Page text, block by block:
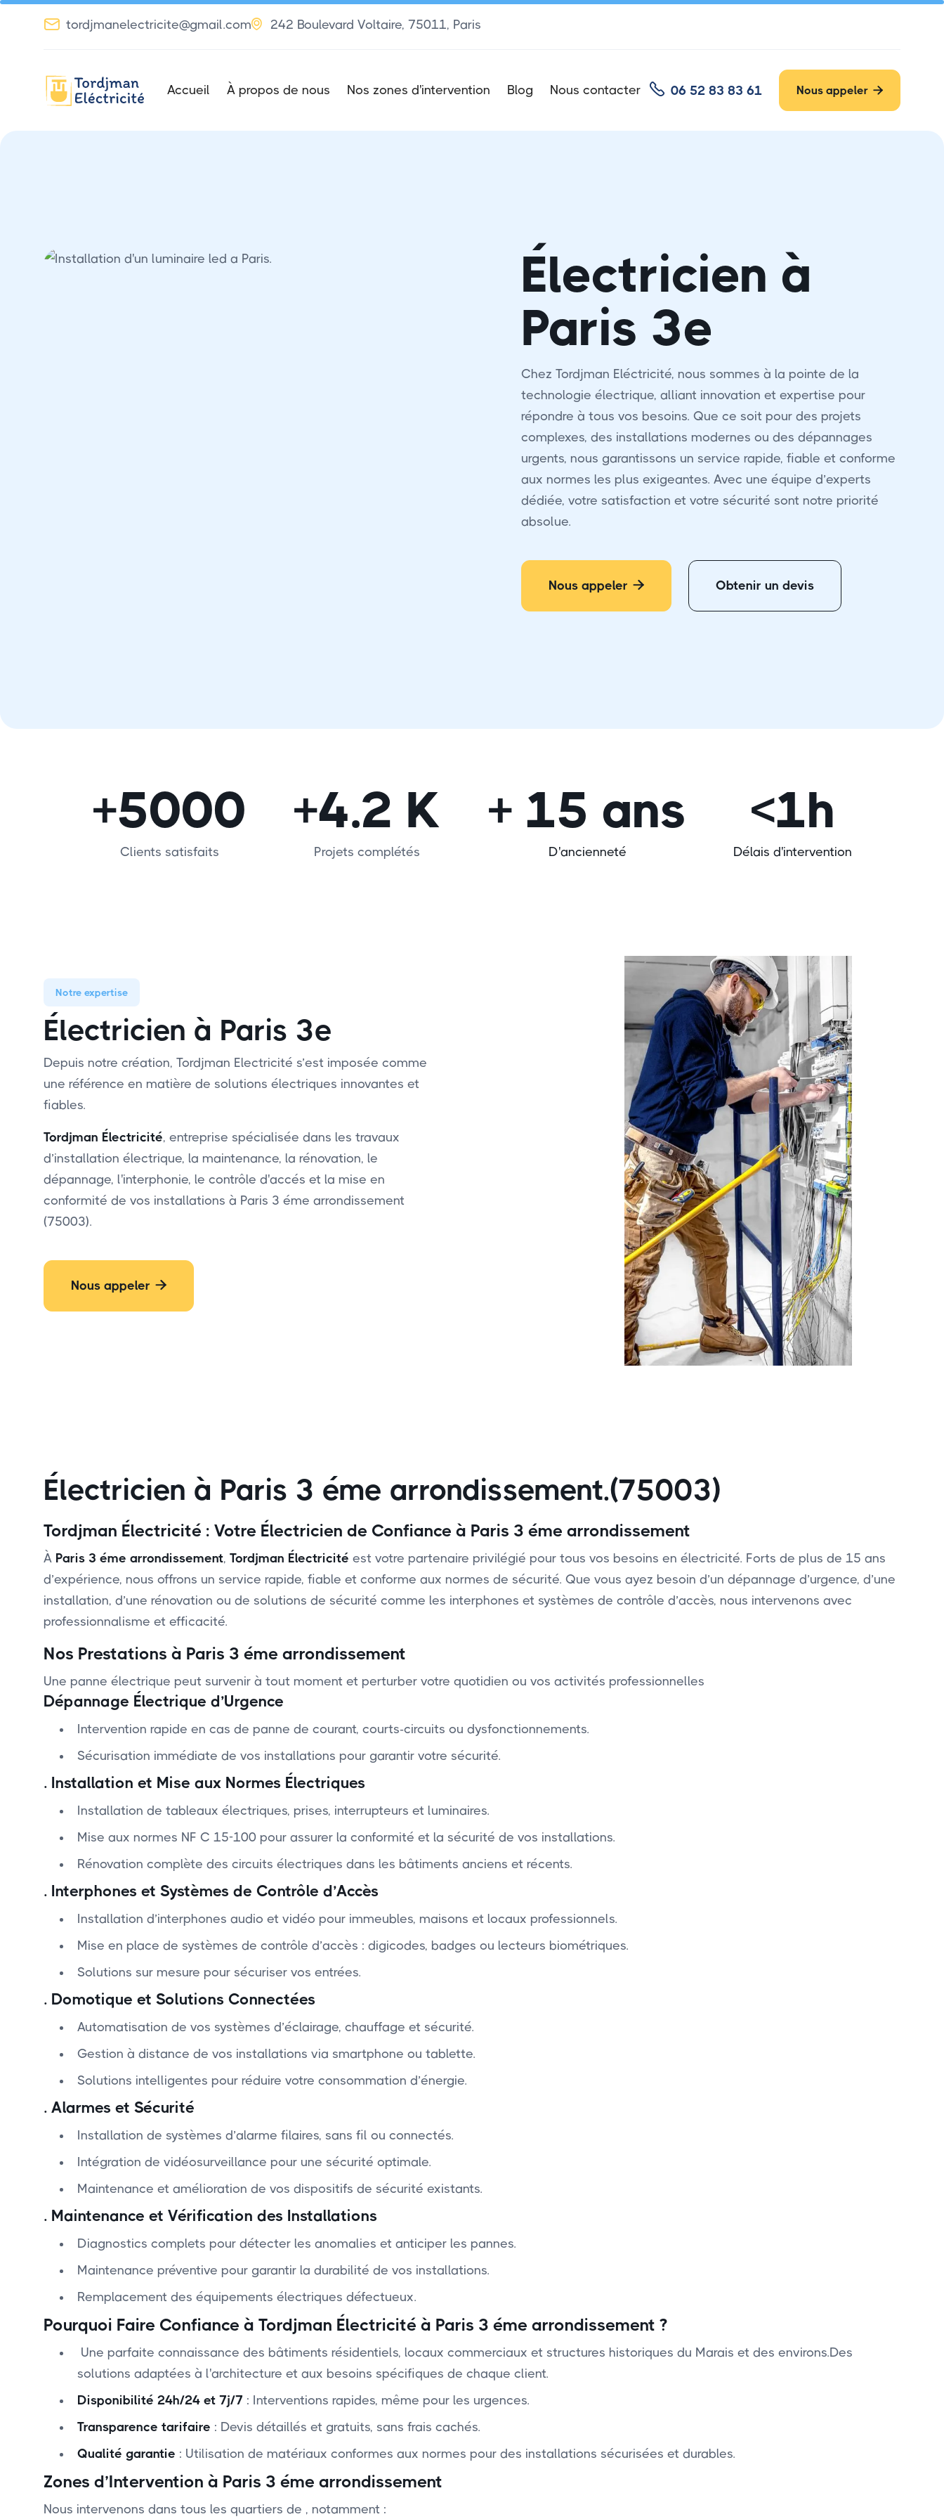
 tordjmanelectricite@gmail.com 242 Boulevard Voltaire, 75011, Paris
Accueil À propos de nous Nos zones d'intervention Blog Nous contacter  06 52 83 83 61 Nous appeler 
Électricien à
Paris 3e
Chez Tordjman Eléctricité, nous sommes à la pointe de la
technologie électrique, alliant innovation et expertise pour
répondre à tous vos besoins. Que ce soit pour des projets
complexes, des installations modernes ou des dépannages
urgents, nous garantissons un service rapide, fiable et conforme
aux normes les plus exigeantes. Avec une équipe d’experts
dédiée, votre satisfaction et votre sécurité sont notre priorité
absolue.
Nous appeler  Obtenir un devis
+5000
Clients satisfaits
+4.2 K
Projets complétés
+ 15 ans
D'ancienneté
<1h
Délais d'intervention
Notre expertise
Électricien à Paris 3e
Depuis notre création, Tordjman Electricité s’est imposée comme
une référence en matière de solutions électriques innovantes et
fiables.
Tordjman Électricité, entreprise spécialisée dans les travaux
d’installation électrique, la maintenance, la rénovation, le
dépannage, l'interphonie, le contrôle d'accés et la mise en
conformité de vos installations à Paris 3 éme arrondissement
(75003).
Nous appeler 
Électricien à Paris 3 éme arrondissement.(75003)
Tordjman Électricité : Votre Électricien de Confiance à Paris 3 éme arrondissement
À Paris 3 éme arrondissement, Tordjman Électricité est votre partenaire privilégié pour tous vos besoins en électricité. Forts de plus de 15 ans
d’expérience, nous offrons un service rapide, fiable et conforme aux normes de sécurité. Que vous ayez besoin d’un dépannage d’urgence, d’une
installation, d’une rénovation ou de solutions de sécurité comme les interphones et systèmes de contrôle d’accès, nous intervenons avec
professionnalisme et efficacité.
Nos Prestations à Paris 3 éme arrondissement
Une panne électrique peut survenir à tout moment et perturber votre quotidien ou vos activités professionnelles
Dépannage Électrique d’Urgence
Intervention rapide en cas de panne de courant, courts-circuits ou dysfonctionnements.
Sécurisation immédiate de vos installations pour garantir votre sécurité.
. Installation et Mise aux Normes Électriques
Installation de tableaux électriques, prises, interrupteurs et luminaires.
Mise aux normes NF C 15-100 pour assurer la conformité et la sécurité de vos installations.
Rénovation complète des circuits électriques dans les bâtiments anciens et récents.
. Interphones et Systèmes de Contrôle d’Accès
Installation d’interphones audio et vidéo pour immeubles, maisons et locaux professionnels.
Mise en place de systèmes de contrôle d’accès : digicodes, badges ou lecteurs biométriques.
Solutions sur mesure pour sécuriser vos entrées.
. Domotique et Solutions Connectées
Automatisation de vos systèmes d’éclairage, chauffage et sécurité.
Gestion à distance de vos installations via smartphone ou tablette.
Solutions intelligentes pour réduire votre consommation d’énergie.
. Alarmes et Sécurité
Installation de systèmes d’alarme filaires, sans fil ou connectés.
Intégration de vidéosurveillance pour une sécurité optimale.
Maintenance et amélioration de vos dispositifs de sécurité existants.
. Maintenance et Vérification des Installations
Diagnostics complets pour détecter les anomalies et anticiper les pannes.
Maintenance préventive pour garantir la durabilité de vos installations.
Remplacement des équipements électriques défectueux.
Pourquoi Faire Confiance à Tordjman Électricité à Paris 3 éme arrondissement ?
Une parfaite connaissance des bâtiments résidentiels, locaux commerciaux et structures historiques du Marais et des environs.Des
solutions adaptées à l'architecture et aux besoins spécifiques de chaque client. ‍
Disponibilité 24h/24 et 7j/7 : Interventions rapides, même pour les urgences.
Transparence tarifaire : Devis détaillés et gratuits, sans frais cachés.
Qualité garantie : Utilisation de matériaux conformes aux normes pour des installations sécurisées et durables.
Zones d’Intervention à Paris 3 éme arrondissement
Nous intervenons dans tous les quartiers de , notamment :